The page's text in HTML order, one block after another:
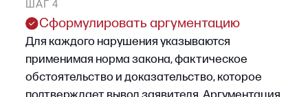
доказательственную базу, на которую
можно будет ссылаться в вышестоящих
инстанциях при обжаловании;
заявить все необходимые ходатайства
(об истребовании дополнительных